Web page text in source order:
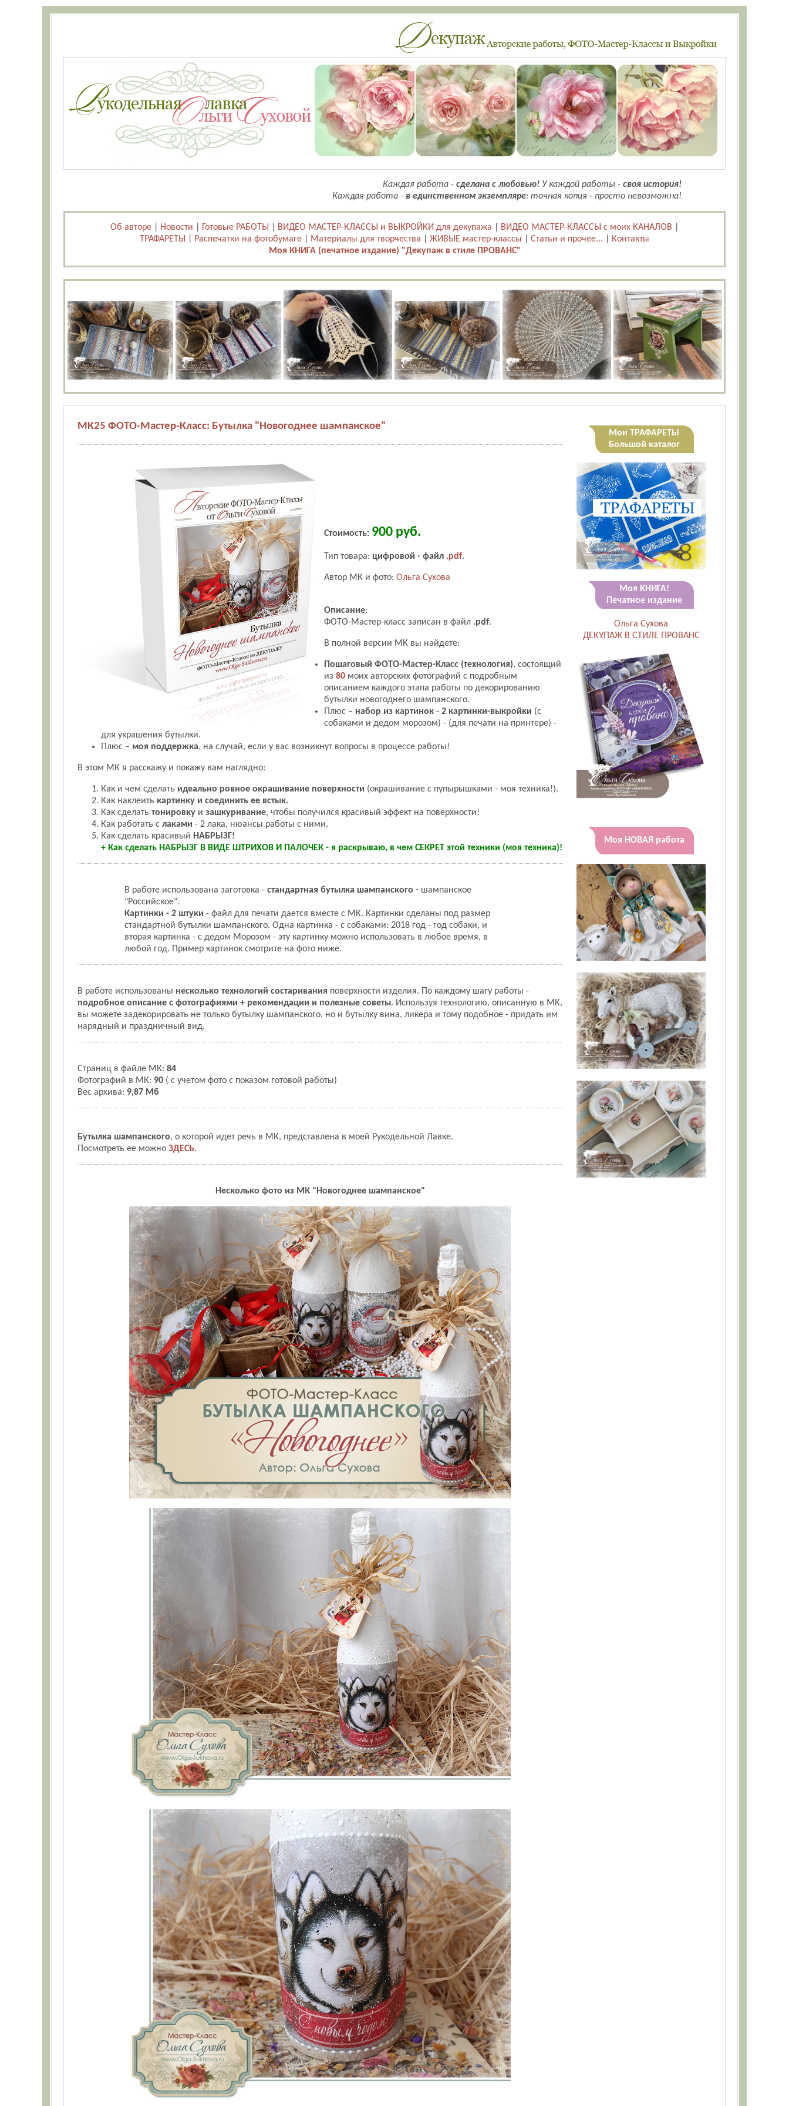
Каждая работа - сделана с любовью! У каждой работы - своя история!
Каждая работа - в единственном экземпляре: точная копия - просто невозможна!
Об авторе Новости Готовые РАБОТЫ ВИДЕО МАСТЕР-КЛАССЫ и ВЫКРОЙКИ для декупажа ВИДЕО МАСТЕР-КЛАССЫ с моих КАНАЛОВ
ТРАФАРЕТЫ
Распечатки на фотобумаге Материалы для творчества ЖИВЫЕ мастер-классы Статьи и прочее...
Контакты
Моя КНИГА (печатное издание) "Декупаж в стиле ПРОВАНС"
МК25 ФОТО-Мастер-Класс: Бутылка "Новогоднее шампанское"
Стоимость: 900 руб.
Тип товара: цифровой - файл .pdf.
Автор МК и фото: Ольга Сухова
Описание:
ФОТО-Мастер-класс записан в файл .pdf.
В полной версии МК вы найдете:
Пошаговый ФОТО-Мастер-Класс (технология), состоящий
из 80 моих авторских фотографий с подробным
описанием каждого этапа работы по декорированию
бутылки новогоднего шампанского.
Плюс – набор из картинок - 2 картинки-выкройки (с
собаками и дедом морозом) - (для печати на принтере) -
для украшения бутылки.
Плюс – моя поддержка, на случай, если у вас возникнут вопросы в процессе работы!
В этом МК я расскажу и покажу вам наглядно:
Как и чем сделать идеально ровное окрашивание поверхности (окрашивание с пупырышками - моя техника!).
Как наклеить картинку и соединить ее встык.
Как сделать тонировку и зашкуривание, чтобы получился красивый эффект на поверхности!
Как работать с лаками - 2 лака, нюансы работы с ними.
Как сделать красивый НАБРЫЗГ!
+ Как сделать НАБРЫЗГ В ВИДЕ ШТРИХОВ И ПАЛОЧЕК - я раскрываю, в чем СЕКРЕТ этой техники (моя техника)!
В работе использована заготовка - стандартная бутылка шампанского - шампанское
"Российское".
Картинки - 2 штуки - файл для печати дается вместе с МК. Картинки сделаны под размер
стандартной бутылки шампанского. Одна картинка - с собаками: 2018 год - год собаки, и
вторая картинка - с дедом Морозом - эту картинку можно использовать в любое время, в
любой год. Пример картинок смотрите на фото ниже.
В работе использованы несколько технологий состаривания поверхности изделия. По каждому шагу работы -
подробное описание с фотографиями + рекомендации и полезные советы. Используя технологию, описанную в МК,
вы можете задекорировать не только бутылку шампанского, но и бутылку вина, ликера и тому подобное - придать им
нарядный и праздничный вид.
Страниц в файле МК: 84
Фотографий в МК: 90 ( с учетом фото с показом готовой работы)
Вес архива: 9,87 Мб
Бутылка шампанского, о которой идет речь в МК, представлена в моей Рукодельной Лавке.
Посмотреть ее можно ЗДЕСЬ.
Несколько фото из МК "Новогоднее шампанское"
Мои ТРАФАРЕТЫ
Большой каталог
Моя КНИГА!
Печатное издание
Ольга Сухова
ДЕКУПАЖ В СТИЛЕ ПРОВАНС
Моя НОВАЯ работа